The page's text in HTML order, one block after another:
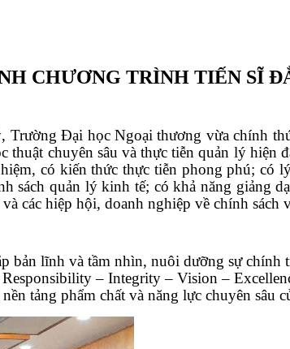
CHƯƠNG TRÌNH TIẾN SĨ
Đại học Ngoại thương vừa chính
chuyên sâu và thực tiễn quản lý hiện
có kiến thức thực tiễn phong phú; có
sách quản lý kinh tế; có khả năng giảng
các hiệp hội, doanh nghiệp về chính sách
bản lĩnh và tầm nhìn, nuôi dưỡng sự chính
– Integrity – Vision –
tảng phẩm chất và năng lực chuyên sâu